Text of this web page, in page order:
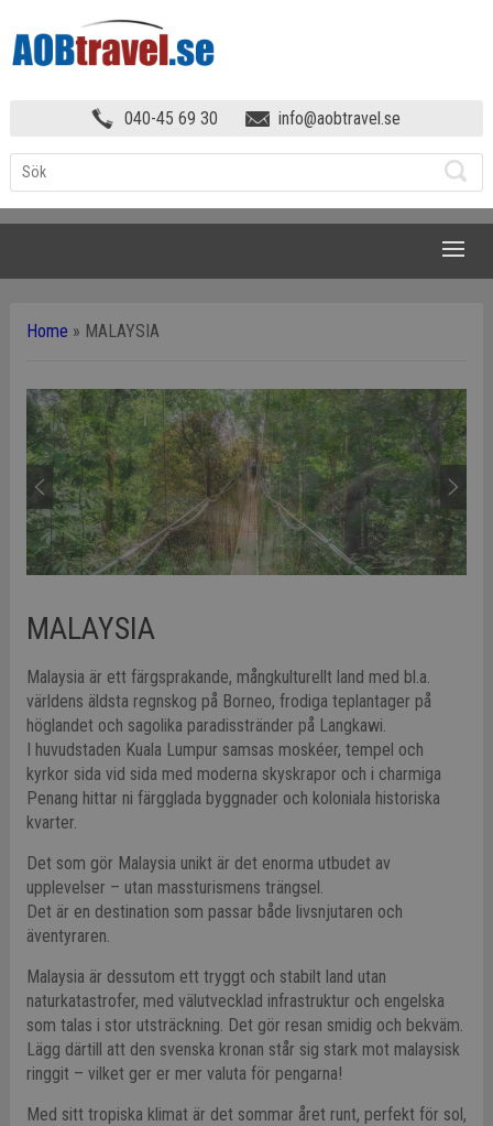
040-45 69 30 info@aobtravel.se
Home » MALAYSIA
MALAYSIA
Malaysia är ett färgsprakande, mångkulturellt land med bl.a.
världens äldsta regnskog på Borneo, frodiga teplantager på
höglandet och sagolika paradisstränder på Langkawi.
I huvudstaden Kuala Lumpur samsas moskéer, tempel och
kyrkor sida vid sida med moderna skyskrapor och i charmiga
Penang hittar ni färgglada byggnader och koloniala historiska
kvarter.
Det som gör Malaysia unikt är det enorma utbudet av
upplevelser – utan massturismens trängsel.
Det är en destination som passar både livsnjutaren och
äventyraren.
Malaysia är dessutom ett tryggt och stabilt land utan
naturkatastrofer, med välutvecklad infrastruktur och engelska
som talas i stor utsträckning. Det gör resan smidig och bekväm.
Lägg därtill att den svenska kronan står sig stark mot malaysisk
ringgit – vilket ger er mer valuta för pengarna!
Med sitt tropiska klimat är det sommar året runt, perfekt för sol,